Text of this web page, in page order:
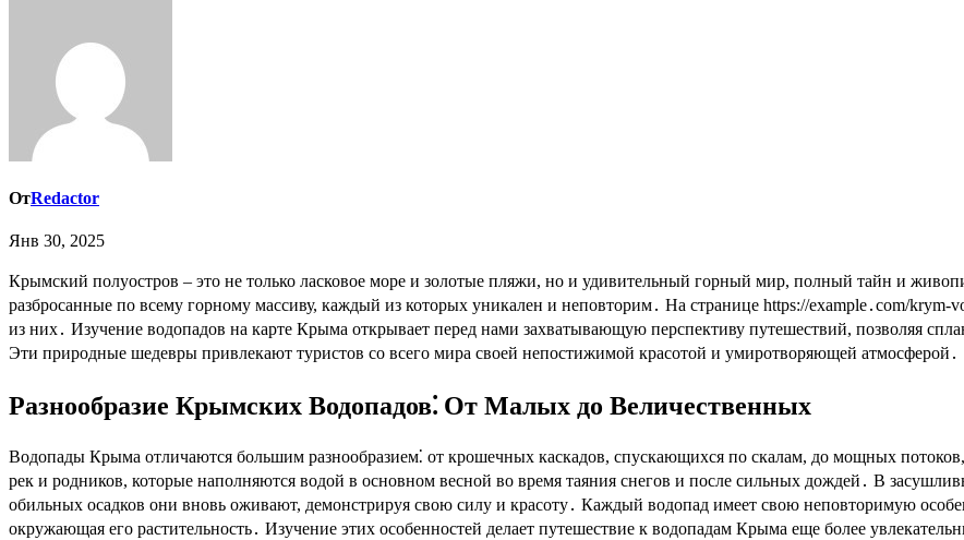
ОтRedactor
Янв 30, 2025
Крымский полуостров – это не только ласковое море и золотые пляжи, но и удивительный горный мир, полный тайн и живописных красот․ Одним из таких сокровищ являются водопады,
разбросанные по всему горному массиву, каждый из которых уникален и неповторим․ На странице https://example․com/
из них․ Изучение водопадов на карте Крыма открывает перед нами захватывающую перспективу путешествий, позволяя
Эти природные шедевры привлекают туристов со всего мира своей непостижимой красотой и умиротворяющей атмосферой․
Разнообразие Крымских Водопадов⁚ От Малых до Величественных
Водопады Крыма отличаются большим разнообразием⁚ от крошечных каскадов, спускающихся по скалам, до мощных
рек и родников, которые наполняются водой в основном весной во время таяния снегов и после сильных дождей․ В
обильных осадков они вновь оживают, демонстрируя свою силу и красоту․ Каждый водопад имеет свою неповторимую
окружающая его растительность․ Изучение этих особенностей делает путешествие к водопадам Крыма еще более